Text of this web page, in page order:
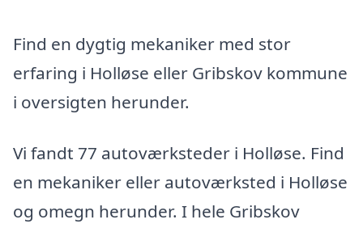
Find en dygtig mekaniker med stor
erfaring i Holløse eller Gribskov kommune
i oversigten herunder.
Vi fandt 77 autoværksteder i Holløse. Find
en mekaniker eller autoværksted i Holløse
og omegn herunder. I hele Gribskov